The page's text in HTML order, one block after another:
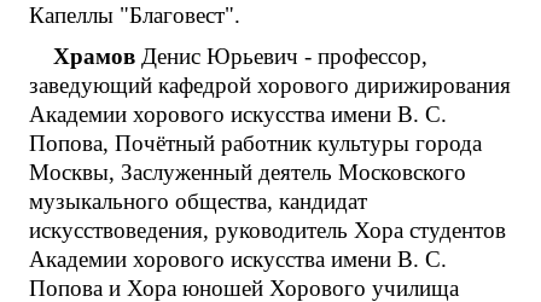
Капеллы "Благовест".
Храмов Денис Юрьевич - профессор,
заведующий кафедрой хорового дирижирования
Академии хорового искусства имени В. С.
Попова, Почётный работник культуры города
Москвы, Заслуженный деятель Московского
музыкального общества, кандидат
искусствоведения, руководитель Хора студентов
Академии хорового искусства имени В. С.
Попова и Хора юношей Хорового училища